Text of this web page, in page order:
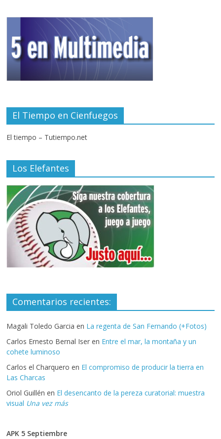
El Tiempo en Cienfuegos
El tiempo – Tutiempo.net
Los Elefantes
Comentarios recientes:
Magali Toledo Garcia en La regenta de San Fernando (+Fotos)
Carlos Ernesto Bernal Iser en Entre el mar, la montaña y un
cohete luminoso
Carlos el Charquero en El compromiso de producir la tierra en
Las Charcas
Oriol Guillén en El desencanto de la pereza curatorial: muestra
visual Una vez más
APK 5 Septiembre